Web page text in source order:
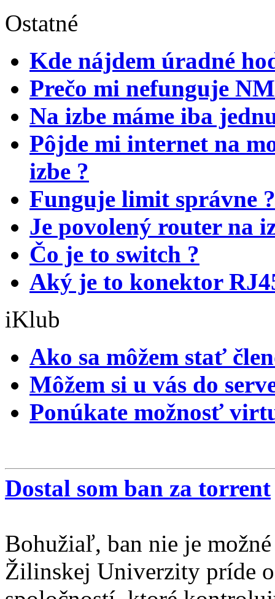
Ostatné
Kde nájdem úradné
Prečo mi nefunguje
Na izbe máme iba
Pôjde mi internet na
izbe ?
Funguje limit správne ?
Je povolený router na
Čo je to switch ?
Aký je to konektor
iKlub
Ako sa môžem stať
Môžem si u vás do
Ponúkate možnosť
Dostal som ban za torrent
Bohužiaľ, ban nie je
Žilinskej Univerzity príde